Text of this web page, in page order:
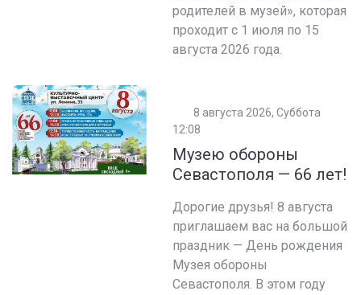
родителей в музей», которая
проходит с 1 июля по 15
августа 2026 года.
8 августа 2026, Суббота
12:08
Музею обороны
Севастополя — 66 лет!
Дорогие друзья! 8 августа
приглашаем вас на большой
праздник — День рождения
Музея обороны
Севастополя. В этом году